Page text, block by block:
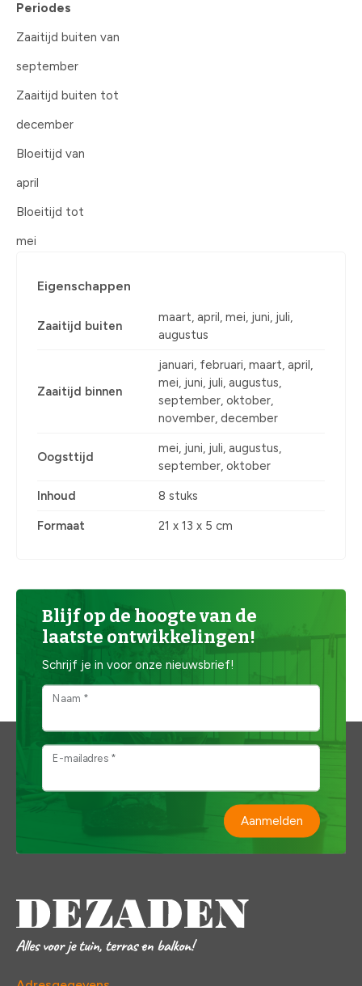
Periodes
Zaaitijd buiten van
september
Zaaitijd buiten tot
december
Bloeitijd van
april
Bloeitijd tot
mei
Eigenschappen
Zaaitijd buiten
maart, april, mei, juni, juli,
augustus
Zaaitijd binnen
januari, februari, maart, april,
mei, juni, juli, augustus,
september, oktober,
november, december
Oogsttijd
mei, juni, juli, augustus,
september, oktober
Inhoud 8 stuks
Formaat 21 x 13 x 5 cm
Blijf op de hoogte van de
laatste ontwikkelingen!
Schrijf je in voor onze nieuwsbrief!
Naam *
E-mailadres *
Aanmelden